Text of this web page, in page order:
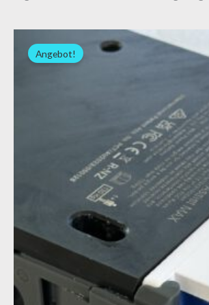
Angebot!
Preis
war:
Preis
ist: